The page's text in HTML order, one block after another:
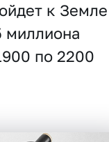
к Земле
миллиона
по 2200